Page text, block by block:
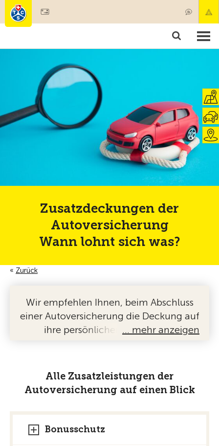
Mitgliedschaft & Leistungen
Test, Sicherheit & Gesundheit
Zusatzdeckungen der
Autoversicherung
Wann lohnt sich was?
Zurück
Wir empfehlen Ihnen, beim Abschluss
einer Autoversicherung die Deckung auf
ihre persönlichen Bedürfnisse
Fahrzeughalter relevant.
Überlegen Sie sich bei jedem Zusatz, ob
dieser für Ihr Auto und Ihr Lenkerprofil
unter der Lupe: Oft sind die
unterschiedlichen Leistungen der
… mehr anzeigen
Alle Zusatzleistungen der
Autoversicherung auf einen Blick
Bonusschutz